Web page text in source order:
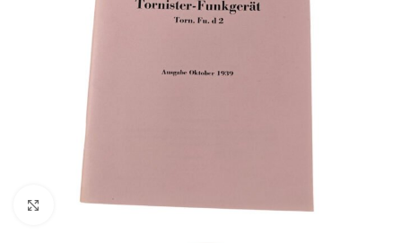
Klick zum Vergrößern